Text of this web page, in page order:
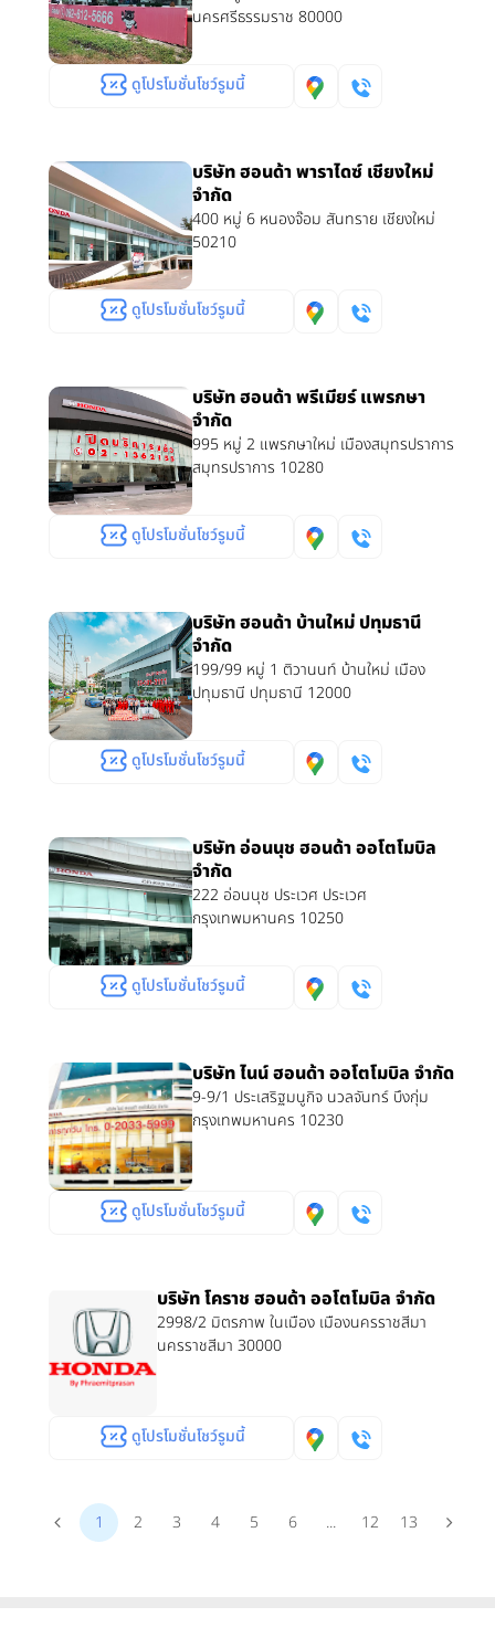
นครศรีธรรมราช 80000
ดูโปรโมชั่นโชว์รูมนี้
บริษัท ฮอนด้า พาราไดซ์ เชียงใหม่
จำกัด
400 หมู่ 6 หนองจ๊อม สันทราย เชียงใหม่
50210
ดูโปรโมชั่นโชว์รูมนี้
บริษัท ฮอนด้า พรีเมียร์ แพรกษา
จำกัด
995 หมู่ 2 แพรกษาใหม่ เมืองสมุทรปราการ
สมุทรปราการ 10280
ดูโปรโมชั่นโชว์รูมนี้
บริษัท ฮอนด้า บ้านใหม่ ปทุมธานี
จำกัด
199/99 หมู่ 1 ติวานนท์ บ้านใหม่ เมือง
ปทุมธานี ปทุมธานี 12000
ดูโปรโมชั่นโชว์รูมนี้
บริษัท อ่อนนุช ฮอนด้า ออโตโมบิล
จำกัด
222 อ่อนนุช ประเวศ ประเวศ
กรุงเทพมหานคร 10250
ดูโปรโมชั่นโชว์รูมนี้
บริษัท ไนน์ ฮอนด้า ออโตโมบิล จำกัด
9-9/1 ประเสริฐมนูกิจ นวลจันทร์ บึงกุ่ม
กรุงเทพมหานคร 10230
ดูโปรโมชั่นโชว์รูมนี้
บริษัท โคราช ฮอนด้า ออโตโมบิล จำกัด
2998/2 มิตรภาพ ในเมือง เมืองนครราชสีมา
นครราชสีมา 30000
ดูโปรโมชั่นโชว์รูมนี้
1 2 3 4 5 6 ... 12 13